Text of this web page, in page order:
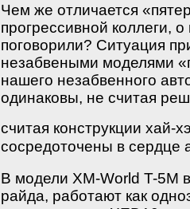
Чем же отличается
прогрессивной коллеги,
поговорили? Ситуация
незабвеными моделями
нашего незабвенного
одинаковы, не считая
считая конструкции хай-
сосредоточены в
В модели XM-World T-5M
райда, работают как